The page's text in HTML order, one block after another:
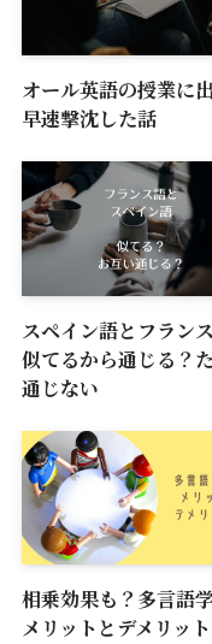
オール英語の授業に
早速撃沈した話
スペイン語とフラン
似てるから通じる？
通じない
相乗効果も？多言語
メリットとデメリット